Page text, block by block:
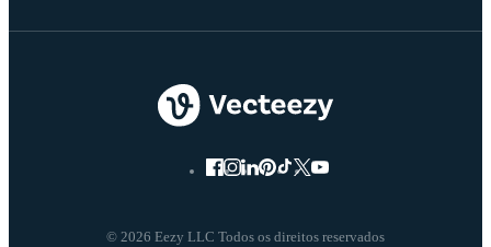
© 2026 Eezy LLC Todos os direitos reservados